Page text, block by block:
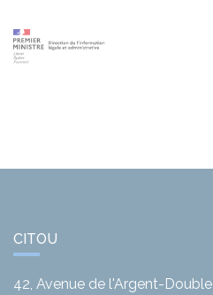
CITOU
42, Avenue de l'Argent-Double